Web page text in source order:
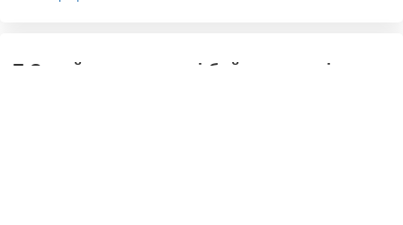
Т.Сүлейменов көшесі бойынша көпір